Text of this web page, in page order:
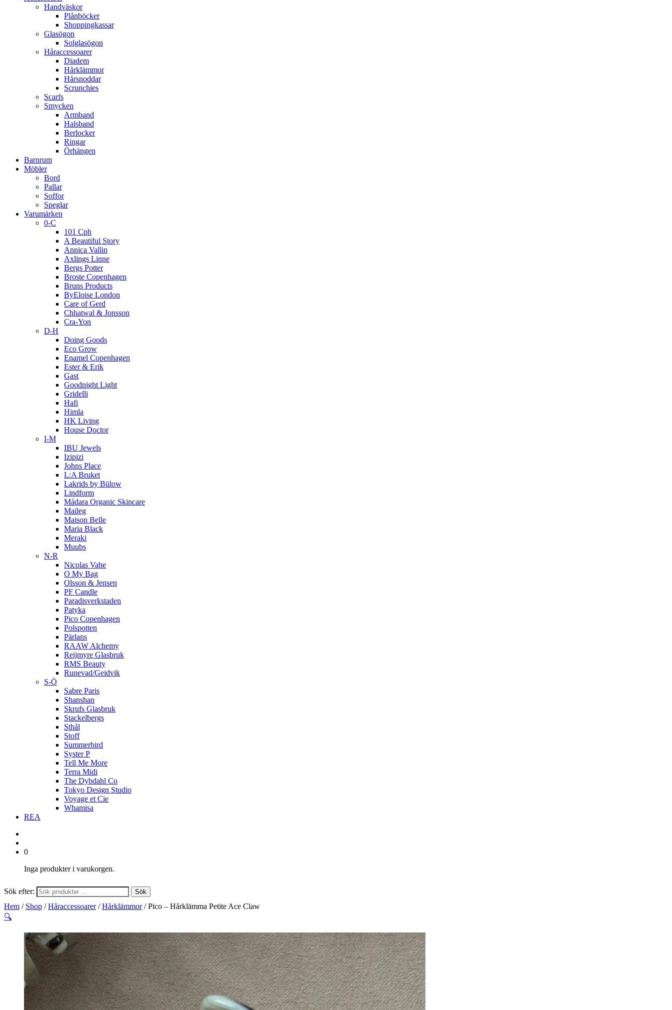
Handväskor
Plånböcker
Shoppingkassar
Glasögon
Solglasögon
Håraccessoarer
Diadem
Hårklämmor
Hårsnoddar
Scrunchies
Scarfs
Smycken
Armband
Halsband
Berlocker
Ringar
Örhängen
Barnrum
Möbler
Bord
Pallar
Soffor
Speglar
Varumärken
0-C
101 Cph
A Beautiful Story
Annica Vallin
Axlings Linne
Bergs Potter
Broste Copenhagen
Bruns Products
ByEloise London
Care of Gerd
Chhatwal & Jonsson
Cra-Yon
D-H
Doing Goods
Eco Grow
Enamel Copenhagen
Ester & Erik
Gast
Goodnight Light
Gridelli
Hafi
Himla
HK Living
House Doctor
I-M
IBU Jewels
Izipizi
Johns Place
L:A Bruket
Lakrids by Bülow
Lindform
Mádara Organic Skincare
Maileg
Maison Belle
Maria Black
Meraki
Muubs
N-R
Nicolas Vahe
O My Bag
Olsson & Jensen
PF Candle
Paradisverkstaden
Patyka
Pico Copenhagen
Polspotten
Pärlans
RAAW Alchemy
Reijmyre Glasbruk
RMS Beauty
Runevad/Geidvik
S-Ö
Sabre Paris
Shanshan
Skrufs Glasbruk
Stackelbergs
Sthål
Stoff
Summerbird
Syster P
Tell Me More
Terra Midi
The Dybdahl Co
Tokyo Design Studio
Voyage et Cie
Whamisa
REA
0
Inga produkter i varukorgen.
Sök efter: Sök
Hem / Shop /Håraccessoarer/Hårklämmor/ Pico – Hårklämma Petite Ace Claw
🔍